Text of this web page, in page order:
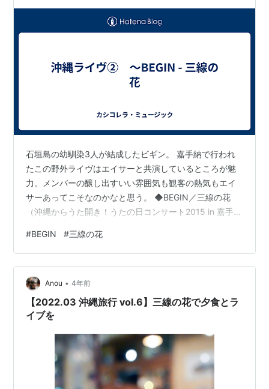
石垣島の幼馴染3人が結成したビギン。 嘉手納で行われ
たこの野外ライヴはエイサーと共演しているところが魅
力。メンバーの醸し出すいい雰囲気も観客の熱気もエイ
サーあってこそなのかなと思う。 ◆BEGIN／三線の花
（沖縄からうた開き！うたの日コンサート2015 in 嘉手
net.com/song/46783/ 尚、間奏部分の歌詞の意味は下記
のようだ（注1）。 【間奏部分の歌詞】しゃにしゃーすん
がまらさーすんいつぬびなんが うたいざりかぁばがすま
ぬ んたぬなかあきんがなてぃ ふゆんがたやはるんがさく
ぉーるさんしんぬばな 【意味】…
#BEGIN #三線の花
Anou • 4年前
【2022.03 沖縄旅行 vol.6】三線の花で夕食とラ
イブを